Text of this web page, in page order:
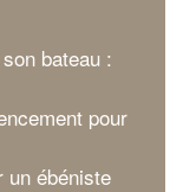
bateau :
pour
un ébéniste